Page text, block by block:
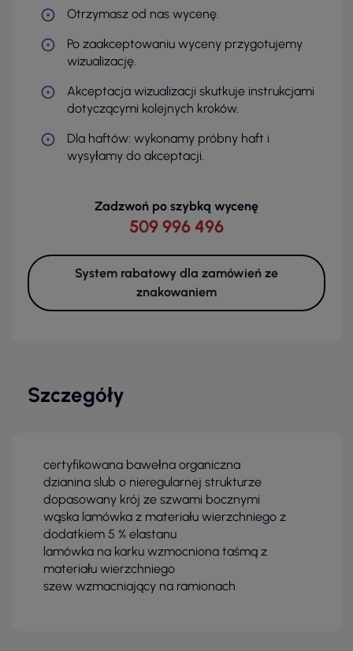
Otrzymasz od nas wycenę.
Po zaakceptowaniu wyceny przygotujemy
wizualizację.
Akceptacja wizualizacji skutkuje instrukcjami
dotyczącymi kolejnych kroków.
Dla haftów: wykonamy próbny haft i
wysyłamy do akceptacji.
Zadzwoń po szybką wycenę
509 996 496
System rabatowy dla zamówień ze
znakowaniem
Szczegóły
certyfikowana bawełna organiczna
dzianina slub o nieregularnej strukturze
dopasowany krój ze szwami bocznymi
wąska lamówka z materiału wierzchniego z
dodatkiem 5 % elastanu
lamówka na karku wzmocniona taśmą z
materiału wierzchniego
szew wzmacniający na ramionach